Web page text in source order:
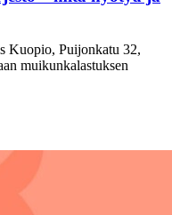
Kuopio, Puijonkatu 32,
muikunkalastuksen